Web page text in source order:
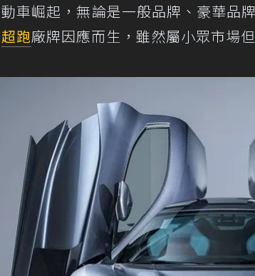
車崛起，無論是一般品牌、豪華品
超跑廠牌因應而生，雖然屬小眾市場